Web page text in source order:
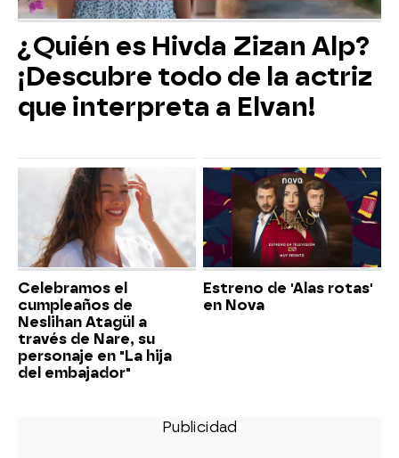
¿Quién es Hivda Zizan Alp?
¡Descubre todo de la actriz
que interpreta a Elvan!
Celebramos el
cumpleaños de
Neslihan Atagül a
través de Nare, su
personaje en "La hija
del embajador"
Estreno de 'Alas rotas'
en Nova